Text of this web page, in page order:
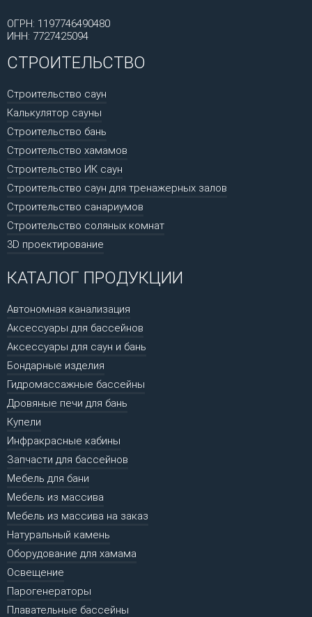
ОГРН: 1197746490480
ИНН: 7727425094
СТРОИТЕЛЬСТВО
Строительство саун
Калькулятор сауны
Строительство бань
Строительство хамамов
Строительство ИК саун
Строительство саун для тренажерных залов
Строительство санариумов
Строительство соляных комнат
3D проектирование
КАТАЛОГ ПРОДУКЦИИ
Автономная канализация
Аксессуары для бассейнов
Аксессуары для саун и бань
Бондарные изделия
Гидромассажные бассейны
Дровяные печи для бань
Купели
Инфракрасные кабины
Запчасти для бассейнов
Мебель для бани
Мебель из массива
Мебель из массива на заказ
Натуральный камень
Оборудование для хамама
Освещение
Парогенераторы
Плавательные бассейны